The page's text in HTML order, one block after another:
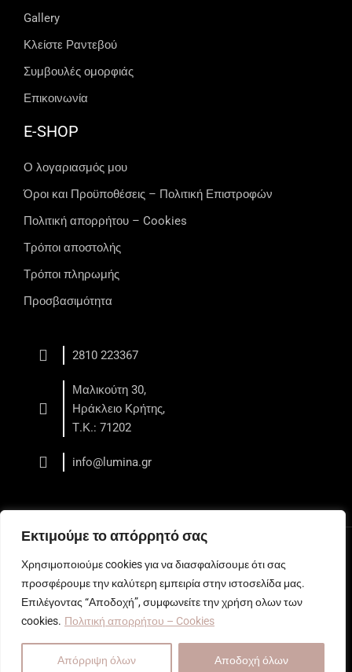
Εκτιμούμε το απόρρητό σας
Χρησιμοποιούμε cookies για να διασφαλίσουμε ότι σας
προσφέρουμε την καλύτερη εμπειρία στην ιστοσελίδα μας.
Επιλέγοντας “Αποδοχή”, συμφωνείτε την χρήση ολων των
cookies. Πολιτική απορρήτου – Cookies
Απόρριψη όλων Αποδοχή όλων
Gallery
Κλείστε Ραντεβού
Συμβουλές ομορφιάς
Επικοινωνία
E-SHOP
Ο λογαριασμός μου
Όροι και Προϋποθέσεις – Πολιτική Επιστροφών
Πολιτική απορρήτου – Cookies
Τρόποι αποστολής
Τρόποι πληρωμής
Προσβασιμότητα
2810 223367
Μαλικούτη 30,
Ηράκλειο Κρήτης,
Τ.Κ.: 71202
info@lumina.gr
Web developmentby All Web Keys